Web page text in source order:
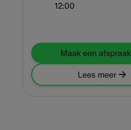
12:00
Maak een afspraak
Lees meer